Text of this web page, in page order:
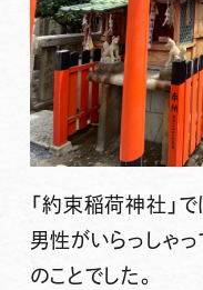
「約束稲荷神社」
男性がいらっしゃ
のことでした。